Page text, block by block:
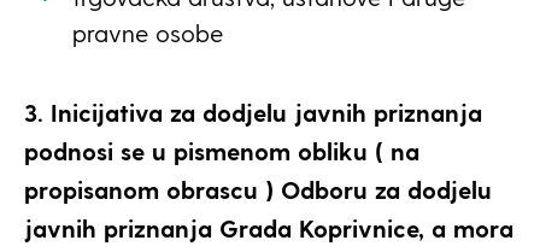
pravne osobe
3. Inicijativa za dodjelu javnih priznanja
podnosi se u pismenom obliku ( na
propisanom obrascu ) Odboru za dodjelu
javnih priznanja Grada Koprivnice, a mora